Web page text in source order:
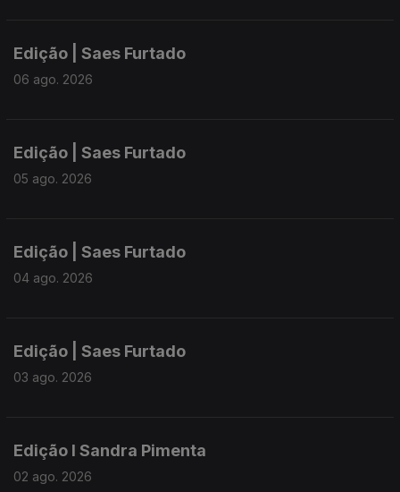
Edição | Saes Furtado
06 ago. 2026
Edição | Saes Furtado
05 ago. 2026
Edição | Saes Furtado
04 ago. 2026
Edição | Saes Furtado
03 ago. 2026
Edição I Sandra Pimenta
02 ago. 2026